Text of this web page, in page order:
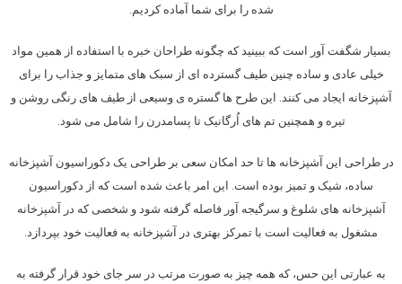
شده را برای شما آماده کردیم.
بسیار شگفت آور است که ببینید که چگونه طراحان خبره با استفاده از همین مواد
خیلی عادی و ساده چنین طیف گسترده ای از سبک های متمایز و جذاب را برای
آشپزخانه ایجاد می کنند. این طرح ها گستره ی وسیعی از طیف های رنگی روشن و
تیره و همچنین تم های اُرگانیک تا پسامدرن را شامل می شود.
در طراحی این آشپزخانه ها تا حد امکان سعی بر طراحی یک دکوراسیون آشپزخانه
ساده، شیک و تمیز بوده است. این امر باعث شده است که از دکوراسیون
آشپزخانه های شلوغ و سرگیجه آور فاصله گرفته شود و شخصی که در آشپزخانه
مشغول به فعالیت است با تمرکز بهتری در آشپزخانه به فعالیت خود بپردازد.
به عبارتی این حس، که همه چیز به صورت مرتب در سر جای خود قرار گرفته به